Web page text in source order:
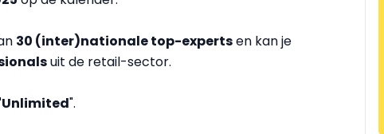
30 (inter)nationale top-expertsen kan je
uit de retail-sector.
".